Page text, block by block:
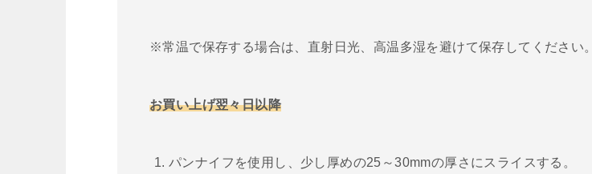
※常温で保存する場合は、直射日光、高温多湿を避けて保存してください。
お買い上げ翌々日以降
パンナイフを使用し、少し厚めの25～30mmの​厚さにスライスする。